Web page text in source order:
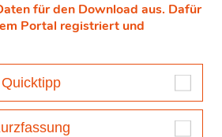
für den Download aus. Dafür
Portal registriert und
Quicktipp